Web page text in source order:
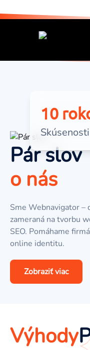
10
Pár slov
o nás
Sme Webnavigator –
zameraná na tvorbu
SEO. Pomáhame
online identitu.
Zobraziť viac
Výhody